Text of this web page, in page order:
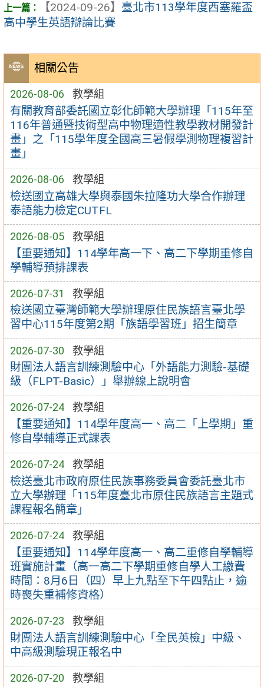
相關公告
2026-08-06 教學組
有關教育部委託國立彰化師範大學辦理「115年至
116年普通暨技術型高中物理適性教學教材開發計
畫」之「115學年度全國高三暑假學測物理複習計
畫」
2026-08-06 教學組
檢送國立高雄大學與泰國朱拉隆功大學合作辦理
泰語能力檢定CUTFL
2026-08-05 教學組
【重要通知】114學年高一下、高二下學期重修自
學輔導預排課表
2026-07-31 教學組
檢送國立臺灣師範大學辦理原住民族語言臺北學
習中心115年度第2期「族語學習班」招生簡章
2026-07-30 教學組
財團法人語言訓練測驗中心「外語能力測驗-基礎
級（FLPT-Basic）」舉辦線上說明會
2026-07-24 教學組
【重要通知】114學年度高一、高二「上學期」重
修自學輔導正式課表
2026-07-24 教學組
檢送臺北市政府原住民族事務委員會委託臺北市
立大學辦理「115年度臺北市原住民族語言主題式
課程報名簡章」
2026-07-24 教學組
【重要通知】114學年度高一、高二重修自學輔導
班實施計畫（高一高二下學期重修自學人工繳費
時間：8月6日（四）早上九點至下午四點止，逾
時喪失重補修資格）
2026-07-23 教學組
財團法人語言訓練測驗中心「全民英檢」中級、
中高級測驗現正報名中
2026-07-20 教學組
【2024-09-26】 臺北市113學年度西塞羅盃
高中學生英語辯論比賽